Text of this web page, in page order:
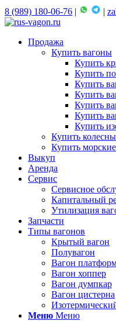
8 (989) 180-06-76 | |
Продажа
Купить вагоны
Купить
Купить
Купить
Купить
Купить
Купить
Купить
Купить
Купить
Выкуп
Аренда
Сервис
Сервисное
Капитальный
Утилизация
Запчасти
Типы вагонов
Крытый вагон
Полувагон
Вагон
Вагон хоппер
Вагон думпкар
Вагон цистерна
Меню Меню